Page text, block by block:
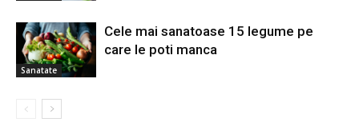
Sanatate
Cele mai sanatoase 15 legume pe
care le poti manca